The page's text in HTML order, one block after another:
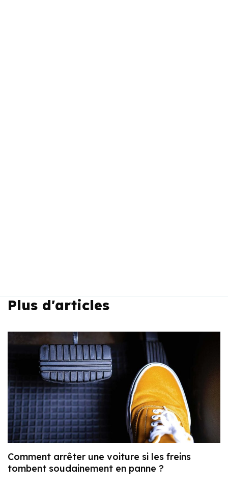
Plus d'articles
Comment arrêter une voiture si les freins
tombent soudainement en panne ?